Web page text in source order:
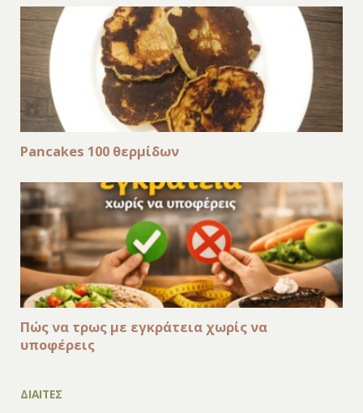
Pancakes 100 θερμίδων
Πώς να τρως με εγκράτεια χωρίς να
υποφέρεις
ΔΙΑΙΤΕΣ